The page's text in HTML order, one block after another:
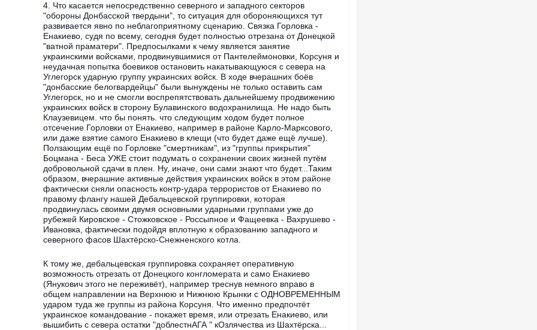
4. Что касается непосредственно северного и западного секторов
"обороны Донбасской твердыни", то ситуация для обороняющихся тут
развивается явно по неблагоприятному сценарию. Связка Горловка -
Енакиево, судя по всему, сегодня будет полностью отрезана от Донецкой
"ватной праматери". Предпосылками к чему является занятие
украинскими войсками, продвинувшимися от Пантелеймоновки, Корсуня и
неудачная попытка боевиков остановить накатывающуюся с севера на
Углегорск ударную группу украинских войск. В ходе вчерашних боёв
"донбасские белогвардейцы" были вынуждены не только оставить сам
Углегорск, но и не смогли воспрепятствовать дальнейшему продвижению
украинских войск в сторону Булавинского водохранилища. Не надо быть
Клаузевицем. что бы понять. что следующим ходом будет полное
отсечение Горловки от Енакиево, например в районе Карло-Марксового,
или даже взятие самого Енакиево в клещи (что будет даже ещё лучше).
Ползающим ещё по Горловке "смертникам", из "группы прикрытия"
Боцмана - Беса УЖЕ стоит подумать о сохранении своих жизней путём
добровольной сдачи в плен. Ну, иначе, они сами знают что будет...Таким
образом, вчерашние активные действия украинских войск в этом районе
фактически сняли опасность контр-удара террористов от Енакиево по
правому флангу нашей Дебальцевской группировки, которая
продвинулась своими двумя основными ударными группами уже до
рубежей Кировское - Стожковское - Россыпное и Фащеевка - Вахрушево -
Ивановка, фактически подойдя вплотную к образованию западного и
северного фасов Шахтёрско-Снежненского котла.
К тому же, дебальцевская группировка сохраняет оперативную
возможность отрезать от Донецкого конгломерата и само Енакиево
(Янукович этого не переживёт), например треснув немного вправо в
общем направлении на Верхнюю и Нижнюю Крынки с ОДНОВРЕМЕННЫМ
ударом туда же группы из района Корсуня. Что именно предпочтёт
украинское командование - покажет время, или отрезать Енакиево, или
вышибить с севера остатки "доблестнАГА " кОзлячества из Шахтёрска...